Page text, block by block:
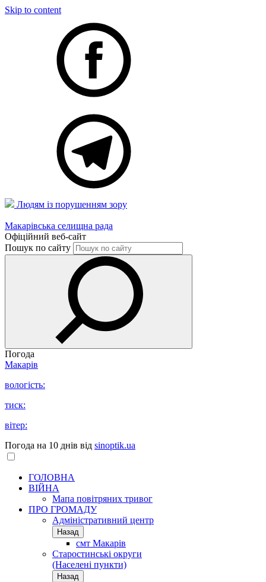
Skip to content
Людям із порушенням зору
Макарівська селищна рада
Офіційний веб-сайт
Пошук по сайту
Погода
Макарів
вологість:
тиск:
вітер:
Погода на 10 днів від sinoptik.ua
ГОЛОВНА
ВІЙНА
Мапа повітряних тривог
ПРО ГРОМАДУ
Aдміністративний центр
Назад
смт Макарів
Старостинські округи
(Населені пункти)
Назад